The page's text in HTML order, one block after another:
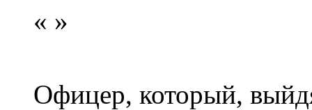
« »
Офицер, который,